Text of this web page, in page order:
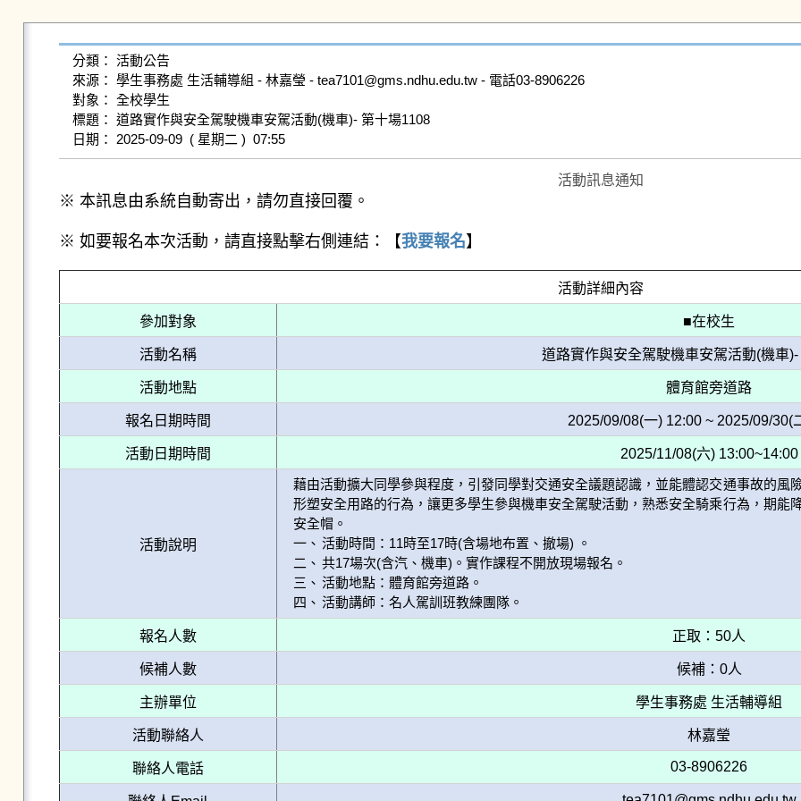
分類： 活動公告
來源： 學生事務處 生活輔導組 - 林嘉瑩 - tea7101@gms.ndhu.edu.tw - 電話03-8906226
對象： 全校學生
標題： 道路實作與安全駕駛機車安駕活動(機車)- 第十場1108
日期： 2025-09-09  ( 星期二 )  07:55
活動訊息通知
※ 本訊息由系統自動寄出，請勿直接回覆。
※ 如要報名本次活動，請直接點擊右側連結：【我要報名】
活動詳細內容
參加對象 ■在校生
活動名稱 道路實作與安全駕駛機車安駕活動(機車
活動地點 體育館旁道路
報名日期時間 2025/09/08(一) 12:00 ~ 2025/09/30(
活動日期時間 2025/11/08(六) 13:00~14:00
活動說明
藉由活動擴大同學參與程度，引發同學對交通安全議題認識，並能體認交通事故的風
形塑安全用路的行為，讓更多學生參與機車安全駕駛活動，熟悉安全騎乘行為，期能
安全帽。
一、	活動時間：11時至17時(含場地布置、撤場) 。
二、	共17場次(含汽、機車)。實作課程不開放現場報名。
三、	活動地點：體育館旁道路。
報名人數 正取：50人
候補人數 候補：0人
主辦單位 學生事務處 生活輔導組
活動聯絡人 林嘉瑩
聯絡人電話 03-8906226